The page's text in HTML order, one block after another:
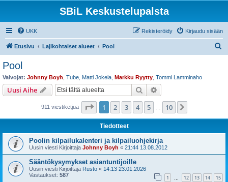
SBiL Keskustelupalsta
UKK Kirjaudu sisään
Rekisteröidy
Etusivu Lajikohtaiset alueet Pool
Pool
Valvojat: Johnny Boyh Tube Matti Jokela Markku Ryytty Tommi Lamminaho
Uusi Aihe Etsi
911 viestiketjua Sivu /10
1 2 3 4 5 10
Tiedotteet
Poolin kilpailukalenteri ja kilpailuohjekirja
Uusin viesti Kirjoittaja Johnny Boyh « 21:44 13.08.2012
Sääntökysymykset asiantuntijoille
Uusin viesti Kirjoittaja Rusto « 14:13 23.01.2026
Vastaukset: 587 1 12 13 14 15